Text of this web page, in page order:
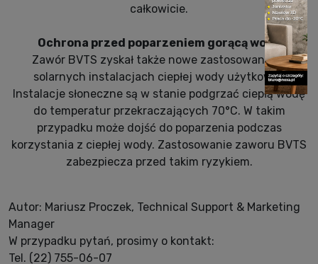
całkowicie.
Ochrona przed poparzeniem gorącą wodą
Zawór BVTS zyskał także nowe zastosowanie w
solarnych instalacjach ciepłej wody użytkowej.
Instalacje słoneczne są w stanie podgrzać ciepłą wodę
do temperatur przekraczających 70°C. W takim
przypadku może dojść do poparzenia podczas
korzystania z ciepłej wody. Zastosowanie zaworu BVTS
zabezpiecza przed takim ryzykiem.
Autor: Mariusz Proczek, Technical Support & Marketing
Manager
W przypadku pytań, prosimy o kontakt:
Tel. (22) 755-06-07